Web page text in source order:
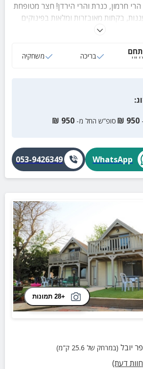
חרמון, כנרת והרי הירדן! חצר מטופחת
בקתות מאובזרות ומלאות בפינוקים
מול הנופים
בריכה משחקיה
:
950
₪ סופ”ש החל מ- 950
₪
WhatsApp
053-9426349
+28 תמונות
יובל (במרחק של 25.6 ק"מ)
חוות דעת)